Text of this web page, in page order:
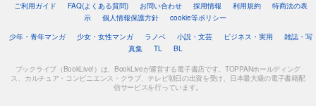
ご利用ガイド FAQ(よくある質問) お問い合わせ 採用情報 利用規約
特商法の表
示
個人情報保護方針
cookie等ポリシー
少年・青年マンガ
少女・女性マンガ ラノベ 小説・文芸 ビジネス・実用
雑誌・写
真集
TL BL
ブックライブ（BookLive!）は、BookLiveが運営する電子書店です。TOPPANホールディング
ス、カルチュア・コンビニエンス・クラブ、テレビ朝日の出資を受け、日本最大級の電子書籍配
信サービスを行っています。